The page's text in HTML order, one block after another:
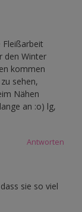
Fleißarbeit
den Winter
kommen
sehen,
Nähen
an :o) lg,
Antworten
sie so viel